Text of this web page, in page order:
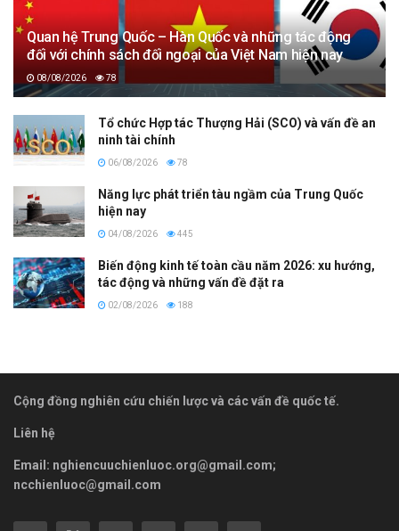
Quan hệ Trung Quốc – Hàn Quốc và những tác động
đối với chính sách đối ngoại của Việt Nam hiện nay
08/08/2026 78
Tổ chức Hợp tác Thượng Hải (SCO) và vấn đề an
ninh tài chính
06/08/2026 78
Năng lực phát triển tàu ngầm của Trung Quốc
hiện nay
04/08/2026 445
Biến động kinh tế toàn cầu năm 2026: xu hướng,
tác động và những vấn đề đặt ra
02/08/2026 188
Cộng đồng nghiên cứu chiến lược và các vấn đề quốc tế.
Liên hệ
Email: nghiencuuchienluoc.org@gmail.com;
ncchienluoc@gmail.com